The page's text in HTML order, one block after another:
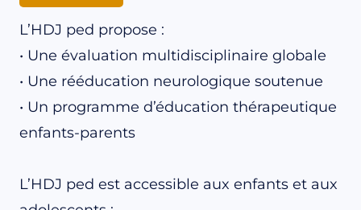
L’HDJ ped propose :
• Une évaluation multidisciplinaire globale
• Une rééducation neurologique soutenue
• Un programme d’éducation thérapeutique
enfants-parents
L’HDJ ped est accessible aux enfants et aux